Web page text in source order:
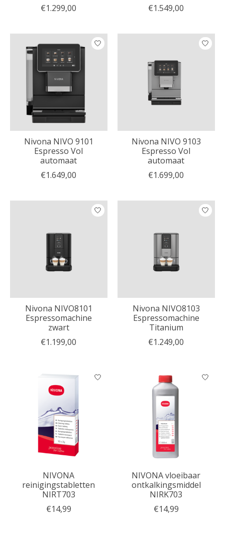
€1.299,00
€1.549,00
Nivona NIVO 9101
Espresso Vol
automaat
€1.649,00
Nivona NIVO 9103
Espresso Vol
automaat
€1.699,00
Nivona NIVO8101
Espressomachine
zwart
€1.199,00
Nivona NIVO8103
Espressomachine
Titanium
€1.249,00
NIVONA
reinigingstabletten
NIRT703
€14,99
NIVONA vloeibaar
ontkalkingsmiddel
NIRK703
€14,99